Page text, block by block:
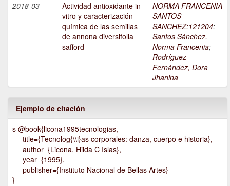
2018-03
Actividad antioxidante in
vitro y caracterización
química de las semillas
de annona diversifolia
safford
NORMA FRANCENIA
SANTOS
SANCHEZ;121204;
Santos Sánchez,
Norma Francenia;
Rodríguez
Fernández, Dora
Jhanina
Ejemplo de citación
s @book{licona1995tecnologias,
title={Tecnolog{\\i}as corporales: danza, cuerpo e historia},
author={Licona, Hilda C Islas},
year={1995},
publisher={Instituto Nacional de Bellas Artes}
}